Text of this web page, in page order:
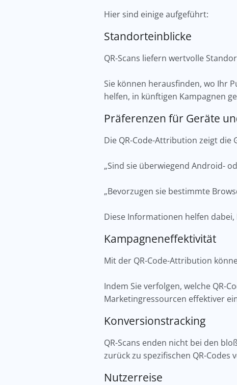
Hier sind einige aufgeführt:
Standorteinblicke
QR-Scans liefern wertvolle
Sie können herausfinden, wo Ihr
helfen, in künftigen Kampagnen
Präferenzen für Geräte
Die QR-Code-Attribution zeigt
„Sind sie überwiegend Android-
„Bevorzugen sie bestimmte
Diese Informationen helfen
Kampagneneffektivität
Mit der QR-Code-Attribution
Indem Sie verfolgen, welche QR-
Marketingressourcen effektiver
Konversionstracking
QR-Scans enden nicht bei den
zurück zu spezifischen QR-Codes
Nutzerreise